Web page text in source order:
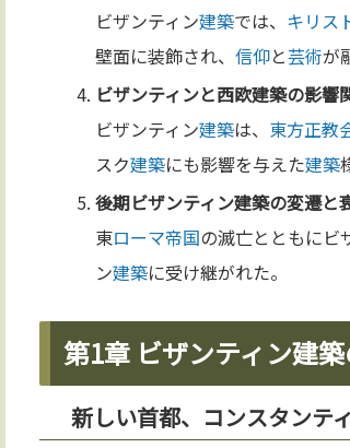
ビザンティン建築では、 キリス
壁面に装飾され、信仰と芸術が
ビザンティンと西欧建築の影響
ビザンティン建築は、 東方正教
スク建築にも影響を与えた建築
後期ビザンティン建築の変遷と
東ローマ帝国の滅亡とともにビ
ン建築に受け継がれた。
第1章 ビザンティン建
新しい首都、コンスタンテ